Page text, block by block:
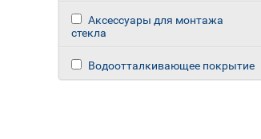
Аксессуары для монтажа
стекла
Водоотталкивающее покрытие